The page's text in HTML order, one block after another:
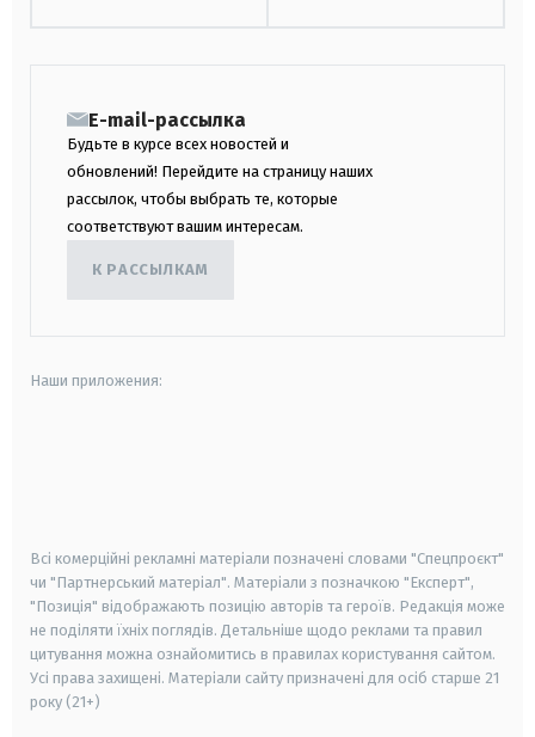
E-mail-рассылка
Будьте в курсе всех новостей и
обновлений! Перейдите на страницу наших
рассылок, чтобы выбрать те, которые
соответствуют вашим интересам.
К РАССЫЛКАМ
Наши приложения:
Всі комерційні рекламні матеріали позначені словами "Спецпроєкт"
чи "Партнерський матеріал". Матеріали з позначкою "Експерт",
"Позиція" відображають позицію авторів та героїв. Редакція може
не поділяти їхніх поглядів. Детальніше щодо реклами та правил
цитування можна ознайомитись в правилах користування сайтом.
Усі права захищені. Матеріали сайту призначені для осіб старше 21
року (21+)